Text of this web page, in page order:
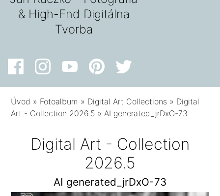
& High-End Digitálna
Tvorba
Úvod » Fotoalbum » Digital Art Collections » Digital
Art - Collection 2026.5 »AI generated_jrDxO-73
Digital Art - Collection
2026.5
AI generated_jrDxO-73